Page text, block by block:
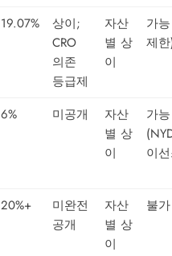
19.07%
상이;
CRO
의존
등급제
자산
별 상
이
가
제
6% 미공개
자산
별 상
이
가능
이
20%+
미완전
공개
자산
별 상
이
불가